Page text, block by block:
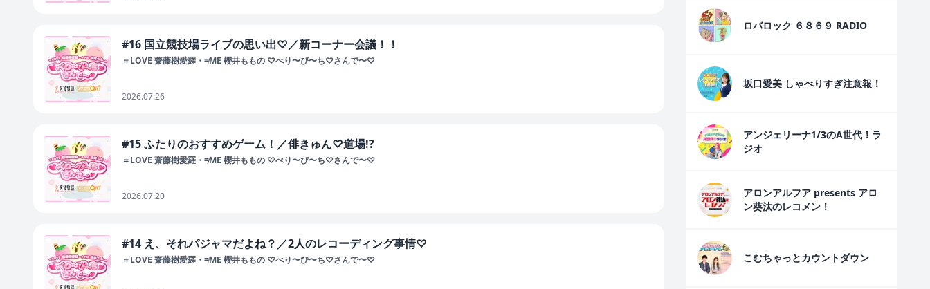
#16 国立競技場ライブの思い出♡／新コーナー会議！！
＝LOVE 齋藤樹愛羅・≠ME 櫻井ももの ♡べり〜ぴ〜ち♡さんで〜♡
2026.07.26
#15 ふたりのおすすめゲーム！／俳きゅん♡道場!?
＝LOVE 齋藤樹愛羅・≠ME 櫻井ももの ♡べり〜ぴ〜ち♡さんで〜♡
2026.07.20
#14 え、それパジャマだよね？／2人のレコーディング事情♡
＝LOVE 齋藤樹愛羅・≠ME 櫻井ももの ♡べり〜ぴ〜ち♡さんで〜♡
ロバロック ６８６９ RADIO
坂口愛美 しゃべりすぎ注意報！
アンジェリーナ1/3のA世代！ラ
ジオ
アロンアルフア presents アロ
ン葵汰のレコメン！
こむちゃっとカウントダウン